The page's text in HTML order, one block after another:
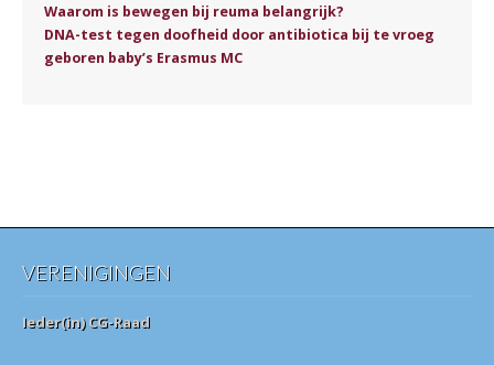
Waarom is bewegen bij reuma belangrijk?
DNA-test tegen doofheid door antibiotica bij te vroeg
geboren baby’s Erasmus MC
VERENIGINGEN
Ieder(in) CG-Raad